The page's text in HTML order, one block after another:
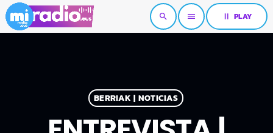
search menu pause PLAY
BERRIAK | NOTICIAS